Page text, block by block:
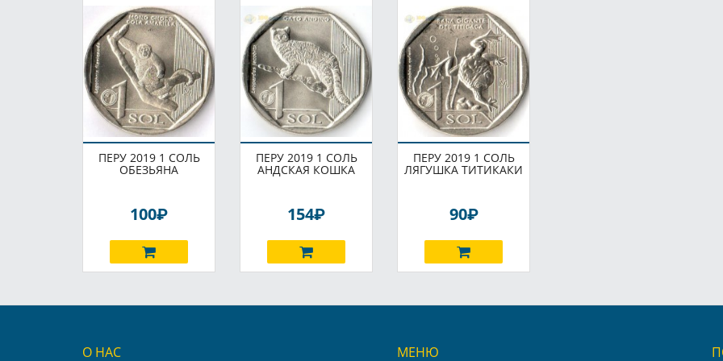
ПЕРУ 2019 1 СОЛЬ
ОБЕЗЬЯНА
100P
ПЕРУ 2019 1 СОЛЬ
АНДСКАЯ КОШКА
154P
ПЕРУ 2019 1 СОЛЬ
ЛЯГУШКА ТИТИКАКИ
90P
О НАС МЕНЮ